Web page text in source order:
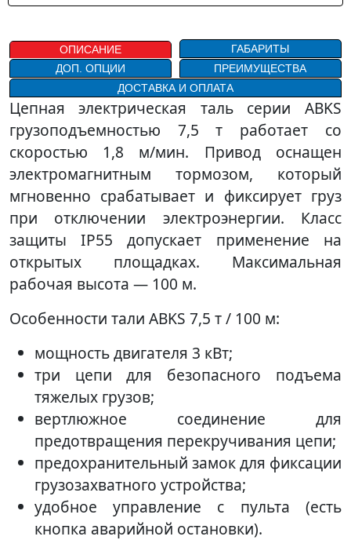
ОПИСАНИЕ
ГАБАРИТЫ
ДОП. ОПЦИИ
ПРЕИМУЩЕСТВА
ДОСТАВКА И ОПЛАТА
Цепная электрическая таль серии ABKS
грузоподъемностью 7,5 т работает со
скоростью 1,8 м/мин. Привод оснащен
электромагнитным тормозом, который
мгновенно срабатывает и фиксирует груз
при отключении электроэнергии. Класс
защиты IP55 допускает применение на
открытых площадках. Максимальная
рабочая высота — 100 м.
Особенности тали ABKS 7,5 т / 100 м:
мощность двигателя 3 кВт;
три цепи для безопасного подъема
тяжелых грузов;
вертлюжное соединение для
предотвращения перекручивания цепи;
предохранительный замок для фиксации
грузозахватного устройства;
удобное управление с пульта (есть
кнопка аварийной остановки).